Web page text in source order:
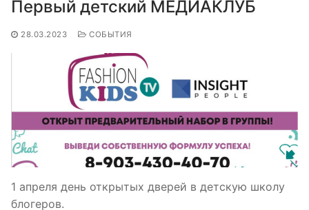
Первый детский МЕДИАКЛУБ
28.03.2023 СОБЫТИЯ
1 апреля день открытых дверей в детскую школу
блогеров.